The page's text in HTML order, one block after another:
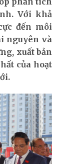
Với khả
đến môi
nguyên và
xuất bản
của hoạt